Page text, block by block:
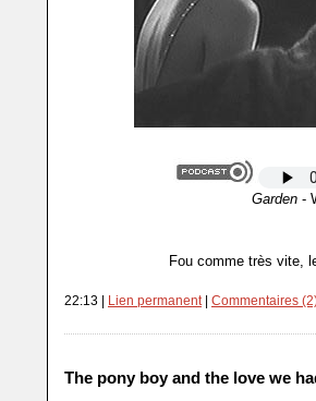
Garden -
Fou comme très vite,
22:13 | Lien permanent| Commentaires
The pony boy and the love we